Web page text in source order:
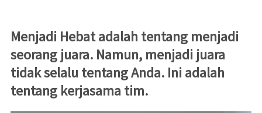
Menjadi Hebat adalah tentang menjadi
seorang juara. Namun, menjadi juara
tidak selalu tentang Anda. Ini adalah
tentang kerjasama tim.